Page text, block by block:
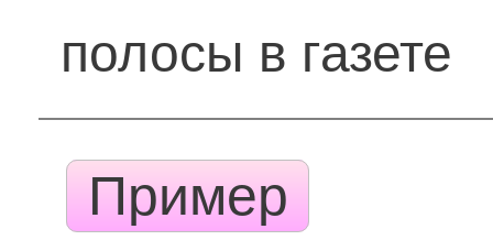
полосы в газете
Пример